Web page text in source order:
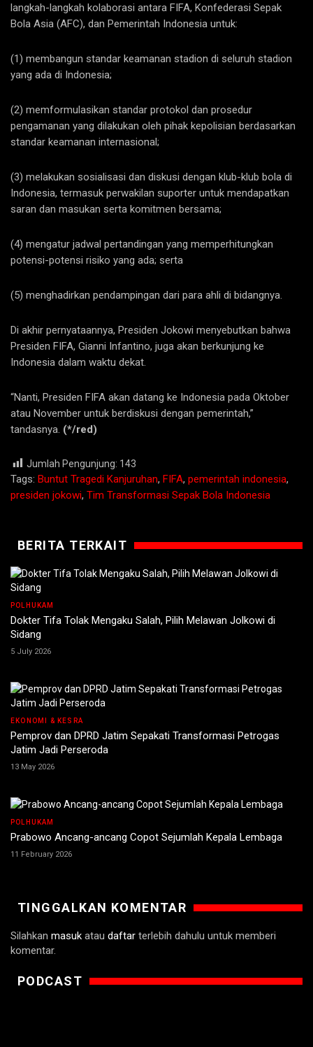
langkah-langkah kolaborasi antara FIFA, Konfederasi Sepak
Bola Asia (AFC), dan Pemerintah Indonesia untuk:
(1) membangun standar keamanan stadion di seluruh stadion
yang ada di Indonesia;
(2) memformulasikan standar protokol dan prosedur
pengamanan yang dilakukan oleh pihak kepolisian berdasarkan
standar keamanan internasional;
(3) melakukan sosialisasi dan diskusi dengan klub-klub bola di
Indonesia, termasuk perwakilan suporter untuk mendapatkan
saran dan masukan serta komitmen bersama;
(4) mengatur jadwal pertandingan yang memperhitungkan
potensi-potensi risiko yang ada; serta
(5) menghadirkan pendampingan dari para ahli di bidangnya.
Di akhir pernyataannya, Presiden Jokowi menyebutkan bahwa
Presiden FIFA, Gianni Infantino, juga akan berkunjung ke
Indonesia dalam waktu dekat.
“Nanti, Presiden FIFA akan datang ke Indonesia pada Oktober
atau November untuk berdiskusi dengan pemerintah,”
tandasnya. (*/red)
Jumlah Pengunjung: 143
Tags: Buntut Tragedi Kanjuruhan, FIFA, pemerintah indonesia,
presiden jokowi, Tim Transformasi Sepak Bola Indonesia
BERITA TERKAIT
POLHUKAM
Dokter Tifa Tolak Mengaku Salah, Pilih Melawan Jolkowi di
Sidang
5 July 2026
EKONOMI & KESRA
Pemprov dan DPRD Jatim Sepakati Transformasi Petrogas
Jatim Jadi Perseroda
13 May 2026
POLHUKAM
Prabowo Ancang-ancang Copot Sejumlah Kepala Lembaga
11 February 2026
TINGGALKAN KOMENTAR
Silahkan masuk atau daftar terlebih dahulu untuk memberi
komentar.
PODCAST